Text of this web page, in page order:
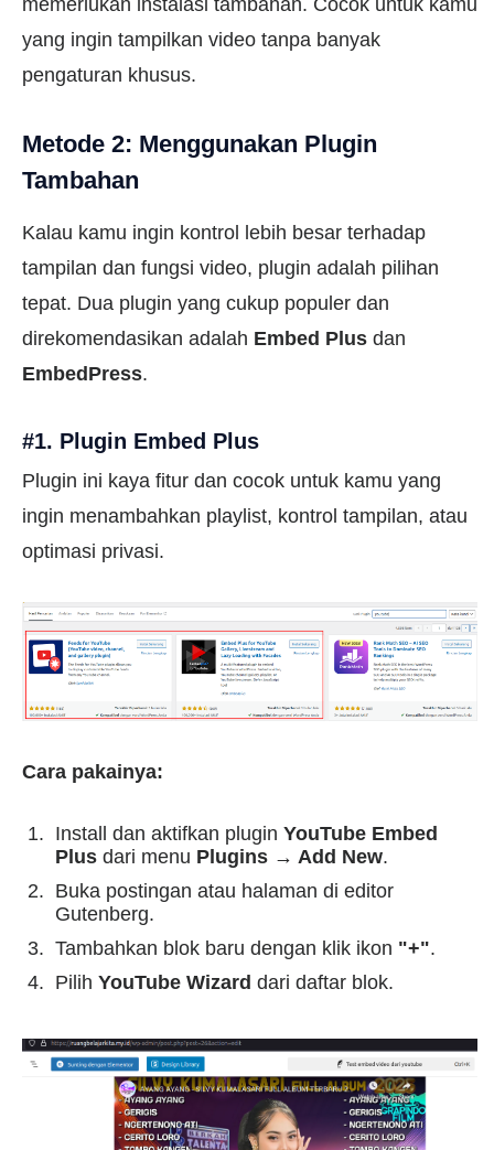
yang ingin tampilkan video tanpa banyak
pengaturan khusus.
Metode 2: Menggunakan Plugin
Tambahan
Kalau kamu ingin kontrol lebih besar terhadap
tampilan dan fungsi video, plugin adalah pilihan
tepat. Dua plugin yang cukup populer dan
direkomendasikan adalah Embed Plus dan
EmbedPress.
#1. Plugin Embed Plus
Plugin ini kaya fitur dan cocok untuk kamu yang
ingin menambahkan playlist, kontrol tampilan, atau
optimasi privasi.
Cara pakainya:
Install dan aktifkan plugin YouTube Embed
Plus dari menu Plugins → Add New.
Buka postingan atau halaman di editor
Gutenberg.
Tambahkan blok baru dengan klik ikon "+".
Pilih YouTube Wizard dari daftar blok.